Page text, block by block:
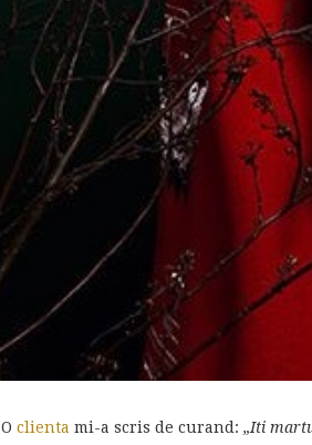
O clienta mi-a scris de curand: „Iti